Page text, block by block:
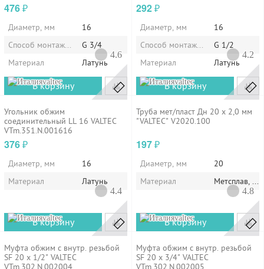
476₽
Диаметр, мм
16
Способ монтажа/установки
G 3/4
Материал
Латунь
В корзину
292₽
Диаметр, мм
16
Способ монтажа/установки
G 1/2
Материал
Латунь
В корзину
valtec
4.6
Угольник обжим
соединительный LL 16 VALTEC
VTm.351.N.001616
376₽
Диаметр, мм
16
Материал
Латунь
В корзину
valtec
4.2
Труба мет/пласт Дн 20 х 2,0 мм
"VALTEC" V2020.100
197₽
Диаметр, мм
20
Материал
Метсплав,
В корзину
valtec
4.4
Муфта обжим с внутр. резьбой
SF 20 x 1/2" VALTEC
VTm.302.N.002004
valtec
4.8
Муфта обжим с внутр. резьбой
SF 20 x 3/4" VALTEC
VTm.302.N.002005